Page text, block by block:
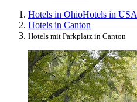
Hotels in OhioHotels in USA
Hotels in Canton
Hotels mit Parkplatz in Canton